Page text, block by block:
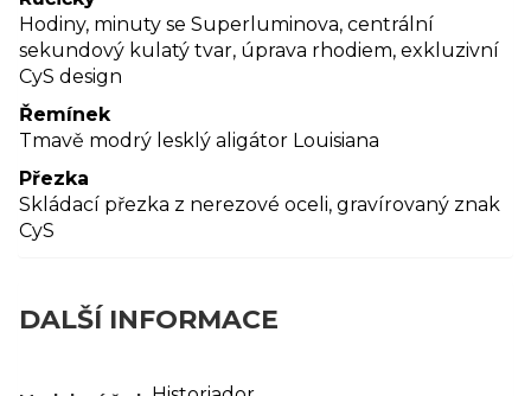
Hodiny, minuty se Superluminova, centrální
sekundový kulatý tvar, úprava rhodiem, exkluzivní
CyS design
Řemínek
Tmavě modrý lesklý aligátor Louisiana
Přezka
Skládací přezka z nerezové oceli, gravírovaný znak
CyS
DALŠÍ INFORMACE